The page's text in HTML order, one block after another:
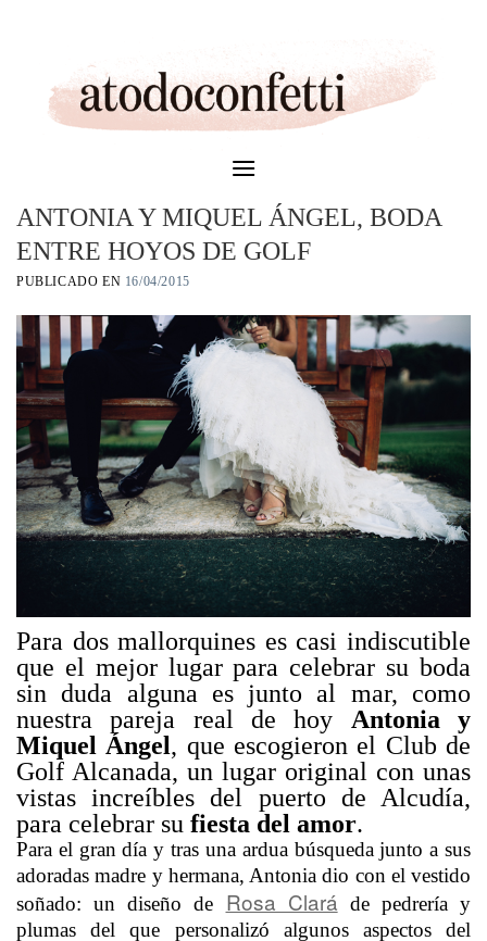
ANTONIA Y MIQUEL ÁNGEL, BODA
ENTRE HOYOS DE GOLF
PUBLICADO EN 16/04/2015
Para dos mallorquines es casi indiscutible
que el mejor lugar para celebrar su boda
sin duda alguna es junto al mar, como
nuestra pareja real de hoy Antonia y
Miquel Ángel, que escogieron el Club de
Golf Alcanada, un lugar original con unas
vistas increíbles del puerto de Alcudía,
para celebrar su fiesta del amor.
Para el gran día y tras una ardua búsqueda junto a sus
adoradas madre y hermana, Antonia dio con el vestido
soñado: un diseño de Rosa Clará de pedrería y
plumas del que personalizó algunos aspectos del